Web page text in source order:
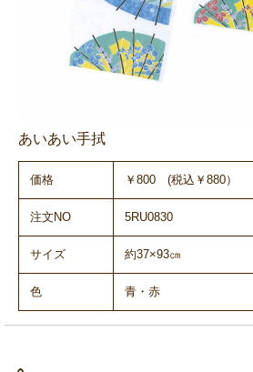
あいあい手拭
価格 ￥800 (税込￥880）
注文NO 5RU0830
サイズ 約37×93㎝
色 青・赤